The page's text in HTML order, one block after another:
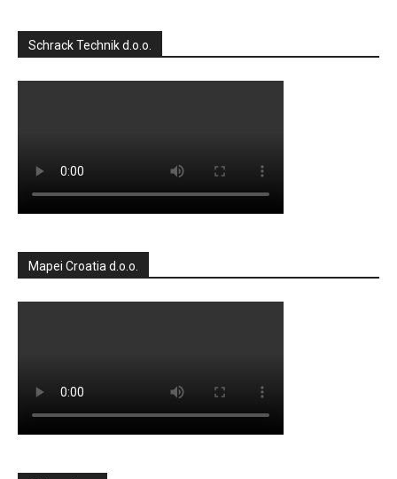
Schrack Technik d.o.o.
Mapei Croatia d.o.o.